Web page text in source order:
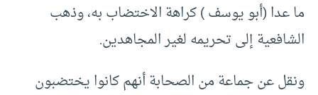
ما عدا (أبو يوسف ) كراهة الاختضاب به، وذهب
الشافعية إلى تحريمه لغير المجاهدين.
ونقل عن جماعة من الصحابة أنهم كانوا يختضبون